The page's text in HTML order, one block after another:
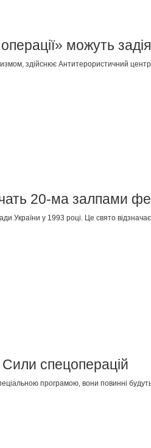
можуть
здійснює Антитерористичний
20-ма залпами
України у 1993 році. Це свято
Сили спецоперацій
програмою, вони повинні